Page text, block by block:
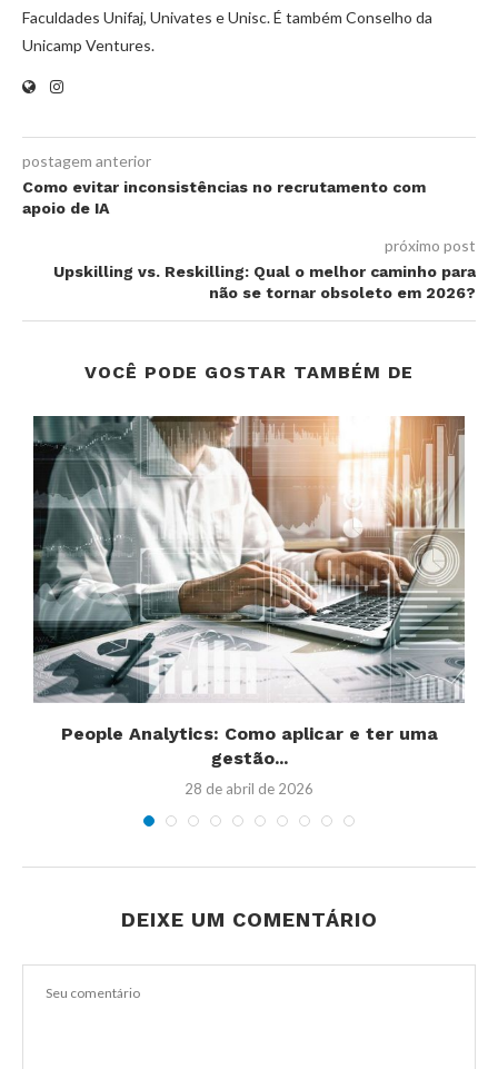
Faculdades Unifaj, Univates e Unisc. É também Conselho da
Unicamp Ventures.
postagem anterior
Como evitar inconsistências no recrutamento com
apoio de IA
próximo post
Upskilling vs. Reskilling: Qual o melhor caminho para
não se tornar obsoleto em 2026?
VOCÊ PODE GOSTAR TAMBÉM DE
People Analytics: Como aplicar e ter uma
gestão...
28 de abril de 2026
DEIXE UM COMENTÁRIO